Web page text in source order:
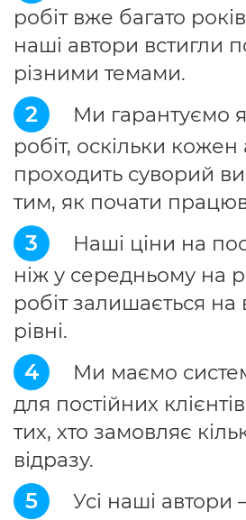
робіт вже багато
наші автори встигли
різними темами.
2
Ми гарантуємо
робіт, оскільки кожен
проходить суворий
тим, як почати
3
Наші ціни на
ніж у середньому на
робіт залишається
рівні.
4
Ми маємо
для постійних
тих, хто замовляє
відразу.
5 Усі наші автори